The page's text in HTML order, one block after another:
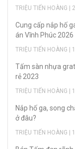
TRIỆU TIẾN HOÀNG
Cung cấp nắp hố
án Vĩnh Phúc 2026
TRIỆU TIẾN HOÀNG
Tấm sàn nhựa
rẻ 2023
TRIỆU TIẾN HOÀNG
Nắp hố ga, song
ở đâu?
TRIỆU TIẾN HOÀNG